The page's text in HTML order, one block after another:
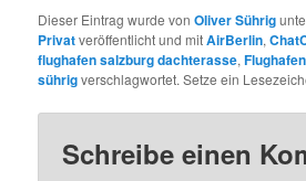
Dieser Eintrag wurde vonOliver Sührig
Privatveröffentlicht und mitAirBerlin,
flughafen salzburg dachterasse,
sührigverschlagwortet. Setze ein
Schreibe einen